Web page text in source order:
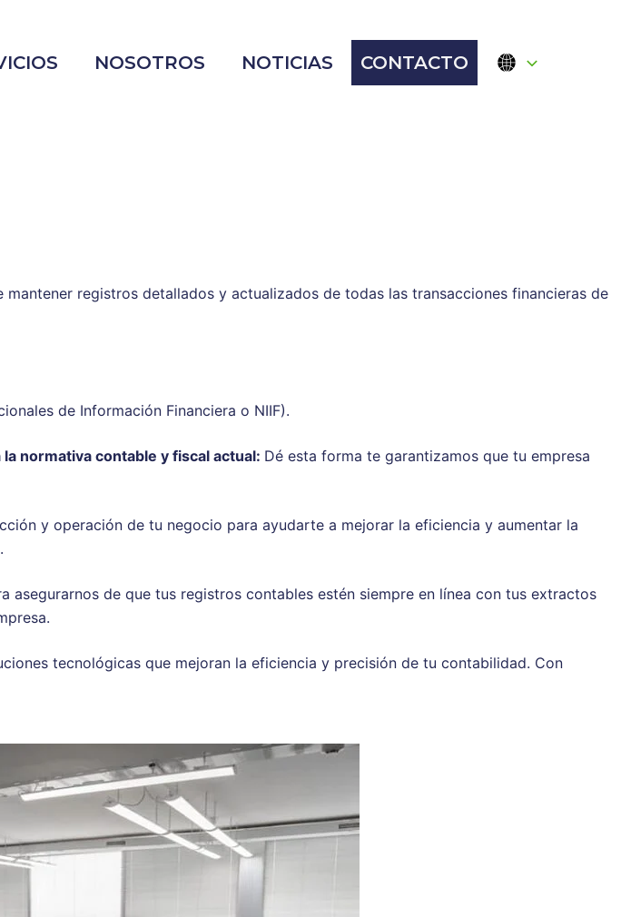
NOSOTROS NOTICIAS CONTACTO
registros detallados y actualizados de todas las transacciones financieras de
de Información Financiera o NIIF).
normativa contable y fiscal actual: Dé esta forma te garantizamos que tu empresa
y operación de tu negocio para ayudarte a mejorar la eficiencia y aumentar la
asegurarnos de que tus registros contables estén siempre en línea con tus extractos
tecnológicas que mejoran la eficiencia y precisión de tu contabilidad. Con